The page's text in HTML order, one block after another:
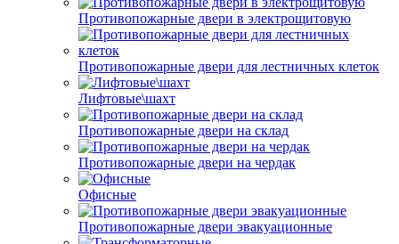
Противопожарные двери в электрощитовую
Противопожарные двери для лестничных клеток
Лифтовые\шахт
Противопожарные двери на склад
Противопожарные двери на чердак
Офисные
Противопожарные двери эвакуационные